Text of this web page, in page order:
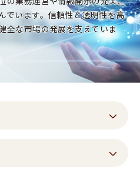
でいます。 信頼性と透明性を高
全な市場の発展を支えていま